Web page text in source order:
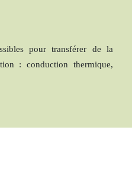
pour transférer de la
: conduction thermique,